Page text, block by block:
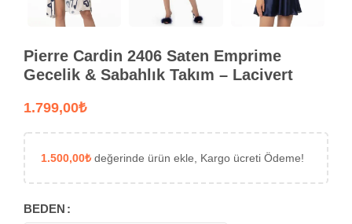
Pierre Cardin 2406 Saten Emprime
Gecelik & Sabahlık Takım – Lacivert
₺
1.500,00₺ değerinde ürün ekle, Kargo ücreti Ödeme!
BEDEN